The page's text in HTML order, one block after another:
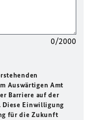
0/2000
Auswärtigen Amt
Barriere auf der
Diese Einwilligung
für die Zukunft